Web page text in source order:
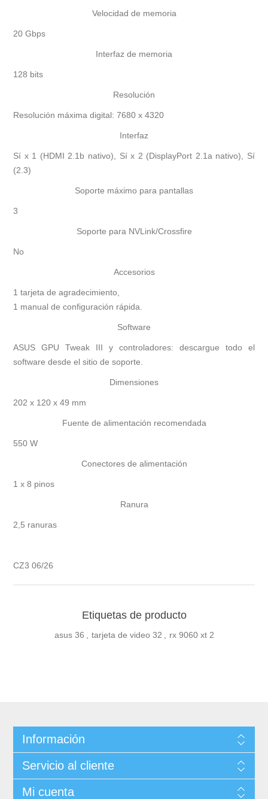
Velocidad de memoria
20 Gbps
Interfaz de memoria
128 bits
Resolución
Resolución máxima digital: 7680 x 4320
Interfaz
Sí x 1 (HDMI 2.1b nativo), Sí x 2 (DisplayPort 2.1a nativo), Sí
(2.3)
Soporte máximo para pantallas
3
Soporte para NVLink/Crossfire
No
Accesorios
1 tarjeta de agradecimiento,
1 manual de configuración rápida.
Software
ASUS GPU Tweak III y controladores: descargue todo el
software desde el sitio de soporte.
Dimensiones
202 x 120 x 49 mm
Fuente de alimentación recomendada
550 W
Conectores de alimentación
1 x 8 pinos
Ranura
2,5 ranuras
CZ3 06/26
Etiquetas de producto
asus 36 , tarjeta de video 32 , rx 9060 xt 2
Información
Servicio al cliente
Mi cuenta